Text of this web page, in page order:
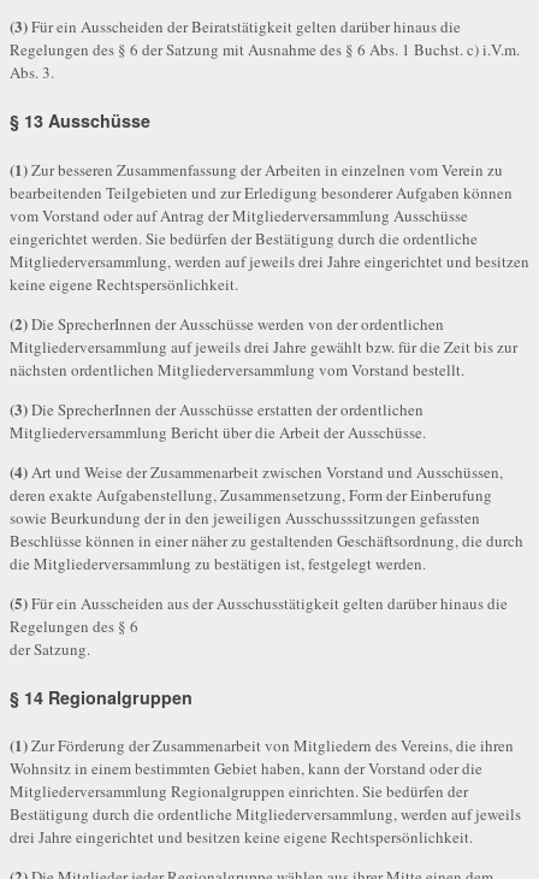
(3)Für ein Ausscheiden der Beiratstätigkeit gelten darüber hinaus die
Regelungen des § 6 der Satzung mit Ausnahme des § 6 Abs. 1 Buchst. c) i.V.m.
Abs. 3.
§ 13 Ausschüsse
(1)Zur besseren Zusammenfassung der Arbeiten in einzelnen vom Verein zu
bearbeitenden Teilgebieten und zur Erledigung besonderer Aufgaben können
vom Vorstand oder auf Antrag der Mitgliederversammlung Ausschüsse
eingerichtet werden. Sie bedürfen der Bestätigung durch die ordentliche
Mitgliederversammlung, werden auf jeweils drei Jahre eingerichtet und besitzen
keine eigene Rechtspersönlichkeit.
(2)Die SprecherInnen der Ausschüsse werden von der ordentlichen
Mitgliederversammlung auf jeweils drei Jahre gewählt bzw. für die Zeit bis zur
nächsten ordentlichen Mitgliederversammlung vom Vorstand bestellt.
(3)Die SprecherInnen der Ausschüsse erstatten der ordentlichen
Mitgliederversammlung Bericht über die Arbeit der Ausschüsse.
(4)Art und Weise der Zusammenarbeit zwischen Vorstand und Ausschüssen,
deren exakte Aufgabenstellung, Zusammensetzung, Form der Einberufung
sowie Beurkundung der in den jeweiligen Ausschusssitzungen gefassten
Beschlüsse können in einer näher zu gestaltenden Geschäftsordnung, die durch
die Mitgliederversammlung zu bestätigen ist, festgelegt werden.
(5)Für ein Ausscheiden aus der Ausschusstätigkeit gelten darüber hinaus die
Regelungen des § 6
der Satzung.
§ 14 Regionalgruppen
(1)Zur Förderung der Zusammenarbeit von Mitgliedern des Vereins, die ihren
Wohnsitz in einem bestimmten Gebiet haben, kann der Vorstand oder die
Mitgliederversammlung Regionalgruppen einrichten. Sie bedürfen der
Bestätigung durch die ordentliche Mitgliederversammlung, werden auf jeweils
drei Jahre eingerichtet und besitzen keine eigene Rechtspersönlichkeit.